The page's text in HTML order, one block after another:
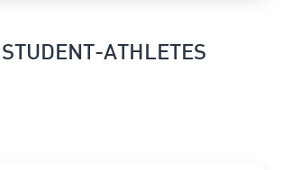
ATHLETES